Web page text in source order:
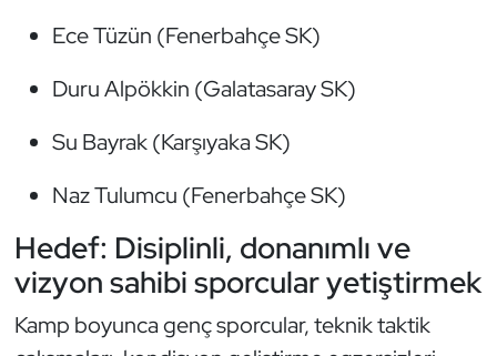
Ece Tüzün (Fenerbahçe SK)
Duru Alpökkin (Galatasaray SK)
Su Bayrak (Karşıyaka SK)
Naz Tulumcu (Fenerbahçe SK)
Hedef: Disiplinli, donanımlı ve
vizyon sahibi sporcular yetiştirmek
Kamp boyunca genç sporcular, teknik taktik
Paralimpik
Ragbi
Satranç